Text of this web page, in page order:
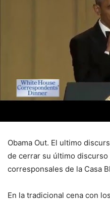
Obama Out. El ultimo
de cerrar su último discurso
corresponsales de la Casa
En la tradicional cena con